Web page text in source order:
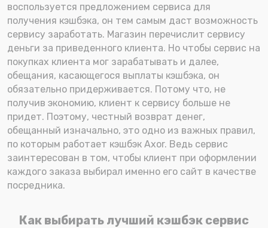
воспользуется предложением сервиса для
получения кэшбэка, он тем самым даст возможность
сервису заработать. Магазин перечислит сервису
деньги за приведенного клиента. Но чтобы сервис на
покупках клиента мог зарабатывать и далее,
обещания, касающегося выплаты кэшбэка, он
обязательно придерживается. Потому что, не
получив экономию, клиент к сервису больше не
придет. Поэтому, честный возврат денег,
обещанный изначально, это одно из важных правил,
по которым работает кэшбэк Axor. Ведь сервис
заинтересован в том, чтобы клиент при оформлении
каждого заказа выбирал именно его сайт в качестве
посредника.
Как выбирать лучший кэшбэк сервис